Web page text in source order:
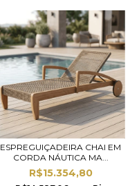
ESPREGUIÇADEIRA CHAI EM
CORDA NÁUTICA MA...
R$15.354,80